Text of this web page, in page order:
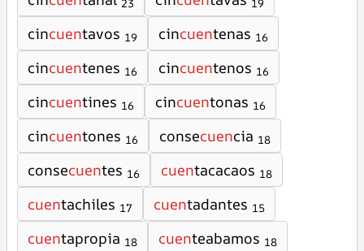
23 19
cincuentavos 19 cincuentenas 16
cincuentenes 16 cincuentenos 16
cincuentines 16 cincuentonas 16
cincuentones 16 consecuencia 18
consecuentes 16 cuentacacaos 18
cuentachiles 17 cuentadantes 15
cuentapropia 18 cuenteabamos 18